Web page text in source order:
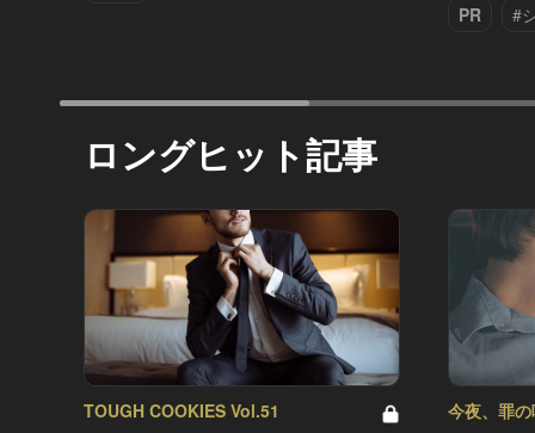
PR #
ロングヒット記事
TOUGH COOKIES Vol.51 今夜、罪